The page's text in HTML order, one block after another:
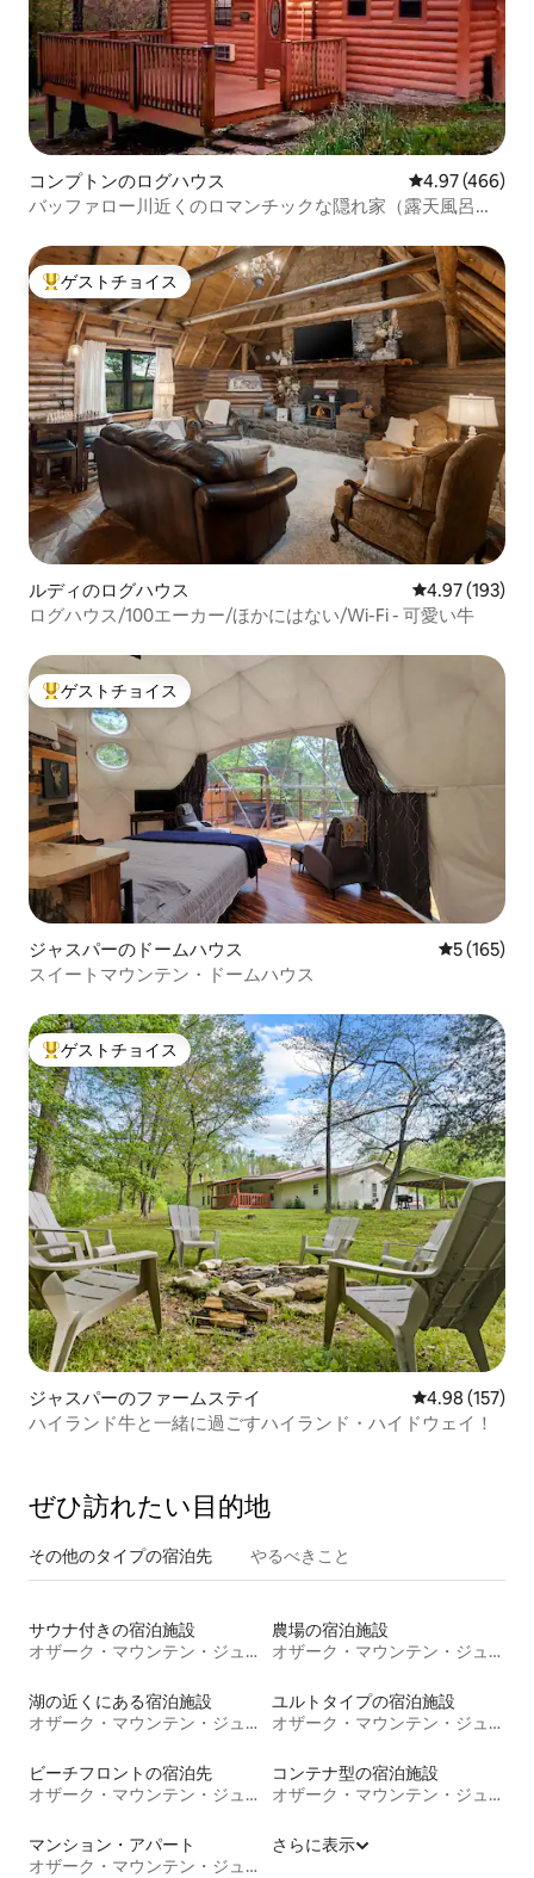
コンプトンのログハウス レビュー466
4.97 (466)
バッファロー川近くのロマンチックな隠れ家（露天風呂・
大好評のゲストチョイスです。
ゲストチョイス
ルディのログハウス レビュー193
4.97 (193)
ログハウス/100エーカー/ほかにはない/Wi-Fi - 可愛い牛
大好評のゲストチョイスです。
ゲストチョイス
ジャスパーのドームハウス レビュー
5 (165)
スイートマウンテン・ドームハウス
大好評のゲストチョイスです。
ゲストチョイス
ジャスパーのファームステイ レビュー157
4.98 (157)
ハイランド牛と一緒に過ごすハイランド・ハイドウェイ！
ぜひ訪⁠れ⁠た⁠い目⁠的⁠地
その他のタ⁠イ⁠プ⁠の宿⁠泊⁠先 やるべきこと
サウナ付きの宿泊施設
オザーク・マウンテン・ジュビリー
農場の宿泊施設
オザーク・マウンテン・ジュビリー
湖の近くにある宿泊施設
オザーク・マウンテン・ジュビリー
ユルトタイプの宿泊施設
オザーク・マウンテン・ジュビリー
ビーチフロントの宿泊先
オザーク・マウンテン・ジュビリー
コンテナ型の宿泊施設
オザーク・マウンテン・ジュビリー
マンション・アパート
オザーク・マウンテン・ジュビリー
さらに表示